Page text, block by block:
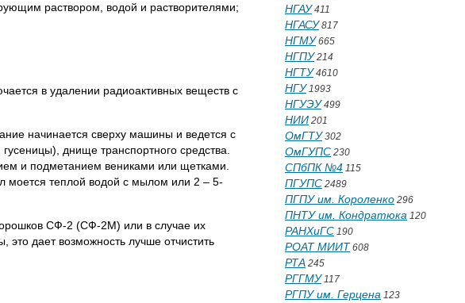
раствором, водой и растворителями;
в удалении радиоактивных веществ с
начинается сверху машины и ведется с
днище транспортного средства.
и подметанием вениками или щетками.
моется теплой водой с мылом или 2 – 5-
СФ-2 (СФ-2М) или в случае их
дает возможность лучше отчистить
НГАУ411
НГАСУ817
НГМУ665
НГПУ214
НГТУ4610
НГУ1993
НГУЭУ499
НИИ 201
ОмГТУ302
ОмГУПС 230
СПбПК №4 115
ПГУПС 2489
ПГПУ им. Короленко 296
ПНТУ им. Кондратюка 120
РАНХиГС 190
РОАТ МИИТ 608
РТА 245
РГГМУ117
РГПУ им. Герцена 123